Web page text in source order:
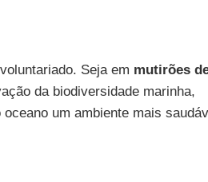
Seja em mutirões
da biodiversidade marinha,
um ambiente mais